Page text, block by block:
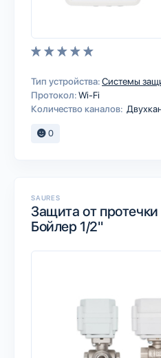
Тип устройства:Системы
Протокол:Wi-Fi
Количество каналов:
0
SAURES
Защита от протечки
Бойлер 1/2"